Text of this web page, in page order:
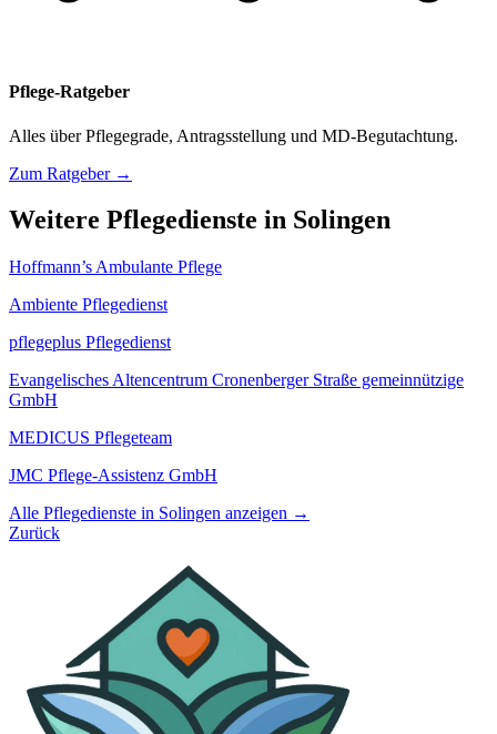
Pflege-Ratgeber
Alles über Pflegegrade, Antragsstellung und MD-Begutachtung.
Zum Ratgeber →
Weitere Pflegedienste in Solingen
Hoffmann’s Ambulante Pflege
Ambiente Pflegedienst
pflegeplus Pflegedienst
Evangelisches Altencentrum Cronenberger Straße gemeinnützige
GmbH
MEDICUS Pflegeteam
JMC Pflege-Assistenz GmbH
Alle Pflegedienste in Solingen anzeigen →
Zurück